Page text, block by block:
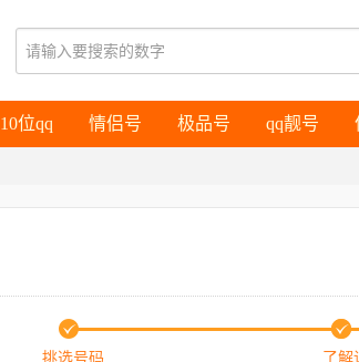
10位qq
10位qq
情侣号
情侣号
极品号
极品号
qq靓号
qq靓号
挑选号码 了解